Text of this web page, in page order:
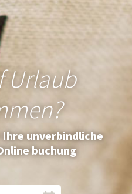
Urlaub
unverbindliche
buchung